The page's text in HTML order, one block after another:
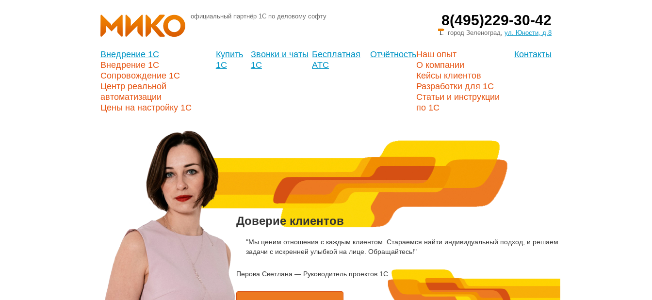
официальный партнёр 1С по деловому софту 8(495)229-30-42
город Зеленоград, ул. Юности, д.8
Внедрение 1С
Внедрение 1С
Сопровождение 1С
Центр реальной
автоматизации
Цены на настройку 1С
Купить
1С
Звонки и чаты
1С
Бесплатная
АТС
ОтчётностьНаш опыт
О компании
Кейсы клиентов
Разработки для 1С
Статьи и инструкции
по 1С
Контакты
Доверие клиентов
"Мы ценим отношения с каждым клиентом. Стараемся найти индивидуальный подход, и решаем
задачи с искренней улыбкой на лице. Обращайтесь!"
Перова Светлана — Руководитель проектов 1С